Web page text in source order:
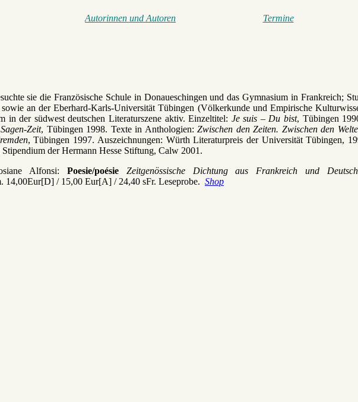
Autorinnen und Autoren Termine
sie die Französische Schule in Donaueschingen und das Gymnasium in Frankreich;
an der Eberhard-Karls-Universität Tübingen (Völkerkunde und Empirische
in der südwest deutschen Literaturszene aktiv. Einzeltitel: Je suis – Du bist, Tübingen
Zeit, Tübingen 1998. Texte in Anthologien: Zwischen den Zeiten. Zwischen den
, Tübingen 1997. Auszeichnungen: Würth Literaturpreis der Universität Tübingen,
Stipendium der Hermann Hesse Stiftung, Calw 2001.
Alfonsi: Poesie/poésie Zeitgenössische Dichtung aus Frankreich und
14,00Eur[D] / 15,00 Eur[A] / 24,40 sFr. Leseprobe. Shop